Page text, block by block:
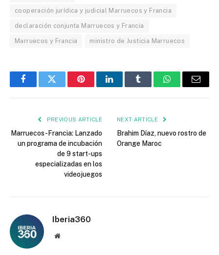
cooperación jurídica y judicial Marruecos y Francia
declaración conjunta Marruecos y Francia
Marruecos y Francia ministro de Justicia Marruecos
FacebookTwitter PinterestLinkedInTumblr WhatsAppEmail
PREVIOUS ARTICLE
Marruecos-Francia: Lanzado
un programa de incubación
de 9 start-ups
especializadas en los
videojuegos
NEXT ARTICLE
Brahim Díaz, nuevo rostro de
Orange Maroc
Iberia360
Website